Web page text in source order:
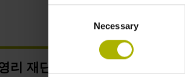
Necessary
리 재단의 설립